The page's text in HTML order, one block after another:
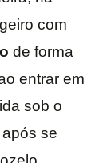
com
de forma
entrar em
sob o
após se